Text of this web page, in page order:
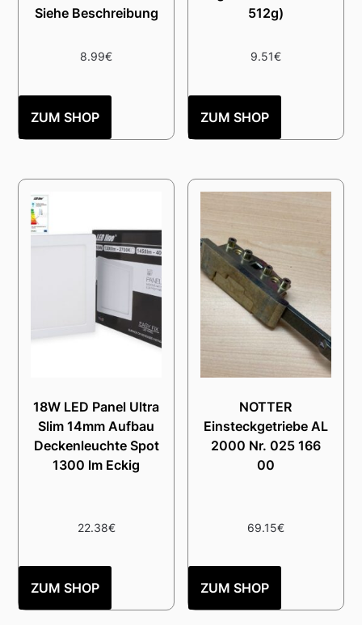
Siehe Beschreibung
8.99€
ZUM SHOP
512g)
9.51€
ZUM SHOP
18W LED Panel Ultra
Slim 14mm Aufbau
Deckenleuchte Spot
1300 lm Eckig
22.38€
ZUM SHOP
NOTTER
Einsteckgetriebe AL
2000 Nr. 025 166
00
69.15€
ZUM SHOP